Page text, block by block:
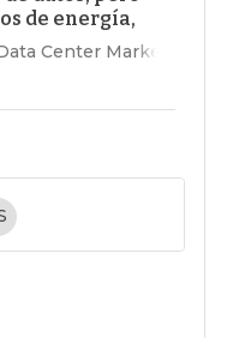
de energía,
Center Market